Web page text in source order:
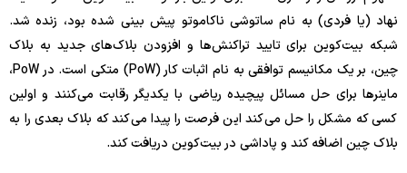
نهاد (یا فردی) به نام ساتوشی ناکاموتو پیش بینی شده بود، زنده شد.
شبکه بیت‌کوین برای تایید تراکنش‌ها و افزودن بلاک‌های جدید به بلاک
چین، بر یک مکانیسم توافقی به نام اثبات کار (PoW) متکی است. در PoW،
ماینرها برای حل مسائل پیچیده ریاضی با یکدیگر رقابت می‌کنند و اولین
کسی که مشکل را حل می‌کند این فرصت را پیدا می‌کند که بلاک بعدی را به
بلاک چین اضافه کند و پاداشی در بیت‌کوین دریافت کند.